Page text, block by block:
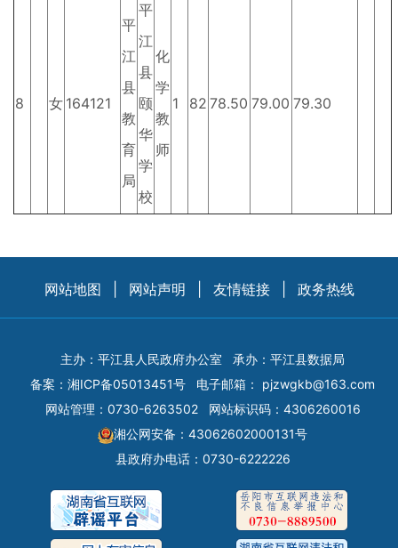
8 女 164121
平
江
县
教
育
局
平
江
县
颐
华
学
校
化
学
教
师
1 82 78.50 79.00 79.30
网站地图 网站声明 友情链接 政务热线
主办：平江县人民政府办公室
承办：平江县数据局
备案： 湘ICP备05013451号 电子邮箱： pjzwgkb@163.com
网站管理：0730-6263502
网站标识码：4306260016
湘公网安备：43062602000131号
县政府办电话：0730-6222226